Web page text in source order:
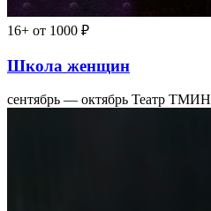
16+ от 1000 ₽
Школа женщин
сентябрь — октябрь Театр ТМИН